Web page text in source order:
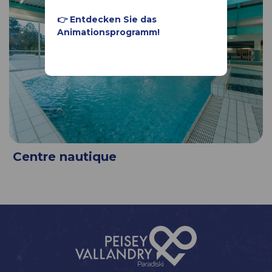
👉 Entdecken Sie das
Animationsprogramm!
Centre nautique